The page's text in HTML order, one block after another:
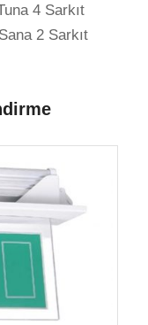
4 Sarkıt
2 Sarkıt